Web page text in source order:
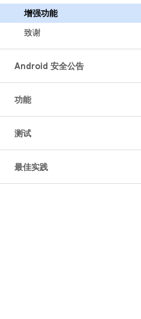
增强功能
致谢
Android 安全公告
功能
测试
最佳实践